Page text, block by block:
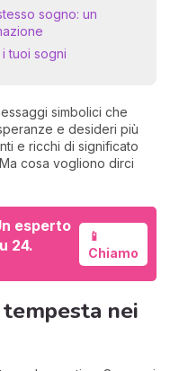
sogno: un
tuoi sogni
simbolici che
e desideri più
e ricchi di significato
cosa vogliono dirci
esperto
24.
📱
Chiamo
nei